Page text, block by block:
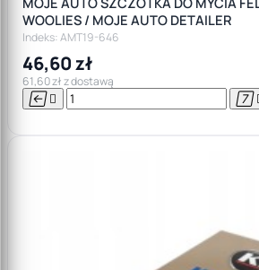
WOOLIES / MOJE AUTO DETAILER
Indeks: AMT19-646
46,60 zł
61,60 zł z dostawą
  